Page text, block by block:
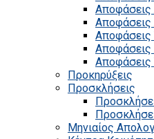
Αποφάσεις
Αποφάσεις
Αποφάσεις
Αποφάσεις
Προκηρύξεις
Προσκλήσεις
Μηνιαίος